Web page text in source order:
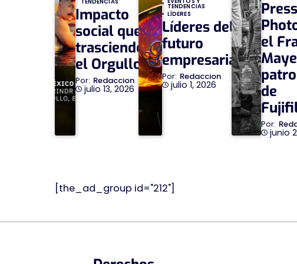
TENDENCIAS
Impacto
social que
trasciende
el Orgullo
Redaccion
julio 13, 2026
TENDENCIAS
LÍDERES
Líderes del
futuro
empresarial
Redaccion
julio 1, 2026
el
de
junio
[the_ad_group id="212"]